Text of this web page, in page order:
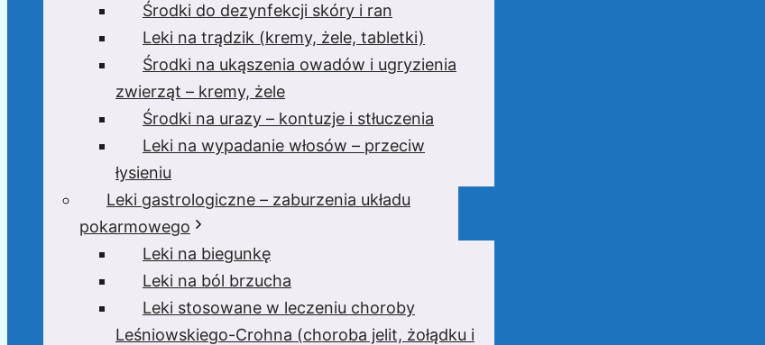
Środki do dezynfekcji skóry i ran
Leki na trądzik (kremy, żele, tabletki)
Środki na ukąszenia owadów i ugryzienia
zwierząt – kremy, żele
Środki na urazy – kontuzje i stłuczenia
Leki na wypadanie włosów – przeciw
łysieniu
Leki gastrologiczne – zaburzenia układu
pokarmowego
Leki na biegunkę
Leki na ból brzucha
Leki stosowane w leczeniu choroby
Leśniowskiego-Crohna (choroba jelit, żołądku i